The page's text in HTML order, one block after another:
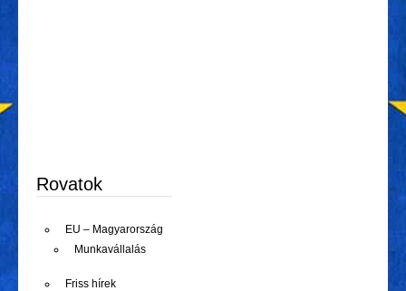
Rovatok
EU – Magyarország
Munkavállalás
Friss hírek